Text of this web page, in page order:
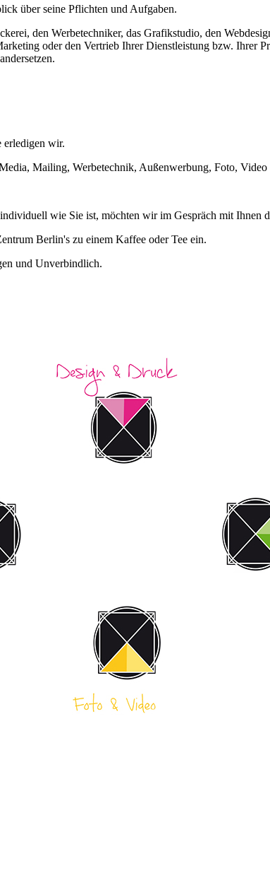
über seine Pflichten und Aufgaben.
den Werbetechniker, das Grafikstudio, den
oder den Vertrieb Ihrer Dienstleistung bzw. Ihrer
erledigen wir.
Mailing, Werbetechnik, Außenwerbung, Foto,
wie Sie ist, möchten wir im Gespräch mit Ihnen
Berlin's zu einem Kaffee oder Tee ein.
und Unverbindlich.